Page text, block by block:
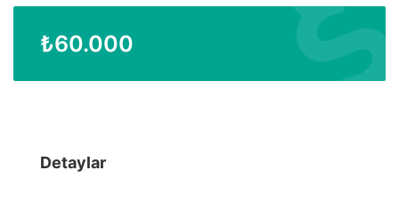
₺60.000
Detaylar